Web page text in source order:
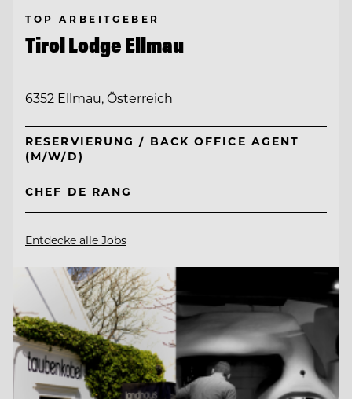
TOP ARBEITGEBER
Tirol Lodge Ellmau
6352 Ellmau, Österreich
RESERVIERUNG / BACK OFFICE AGENT
(M/W/D)
CHEF DE RANG
Entdecke alle Jobs